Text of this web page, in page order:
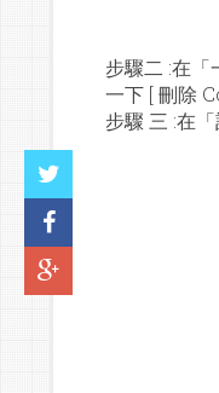
步驟二 :在
一下 [ 刪除
步驟 三 :在